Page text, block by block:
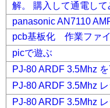
解。 購入して通電して
panasonic AN7110
pcb基板化 作業ファ
picで遊ぶ
PJ-80 ARDF 3.5Mhz
PJ-80 ARDF 3.5Mhz
PJ-80 ARDF 3.5Mhz